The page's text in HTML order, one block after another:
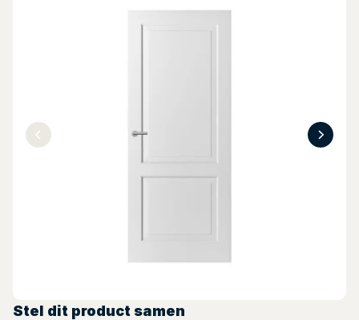
Stel dit product samen